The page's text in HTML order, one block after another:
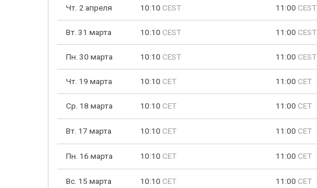
Чт. 2 апреля 10:10 CEST 11:00 CEST
Вт. 31 марта 10:10 CEST 11:00 CEST
Пн. 30 марта 10:10 CEST 11:00 CEST
Чт. 19 марта 10:10 CET 11:00 CET
Ср. 18 марта 10:10 CET 11:00 CET
Вт. 17 марта 10:10 CET 11:00 CET
Пн. 16 марта 10:10 CET 11:00 CET
Вс. 15 марта 10:10 CET 11:00 CET